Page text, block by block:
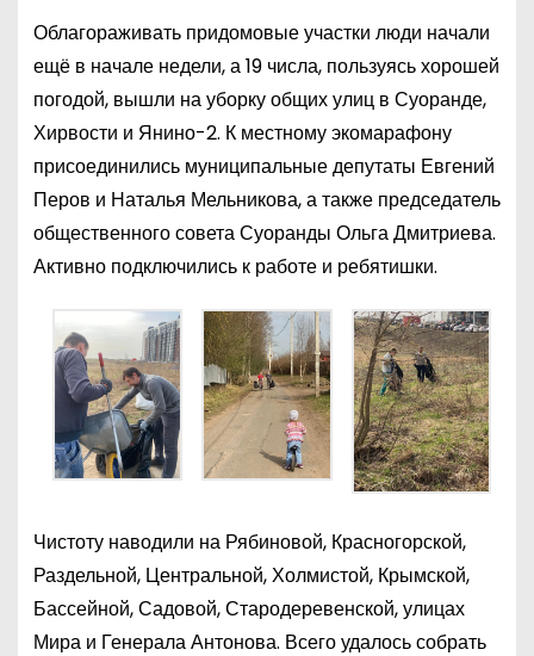
Облагораживать придомовые участки люди начали
ещё в начале недели, а 19 числа, пользуясь хорошей
погодой, вышли на уборку общих улиц в Суоранде,
Хирвости и Янино-2. К местному экомарафону
присоединились муниципальные депутаты Евгений
Перов и Наталья Мельникова, а также председатель
общественного совета Суоранды Ольга Дмитриева.
Активно подключились к работе и ребятишки.
Чистоту наводили на Рябиновой, Красногорской,
Раздельной, Центральной, Холмистой, Крымской,
Бассейной, Садовой, Стародеревенской, улицах
Мира и Генерала Антонова. Всего удалось собрать